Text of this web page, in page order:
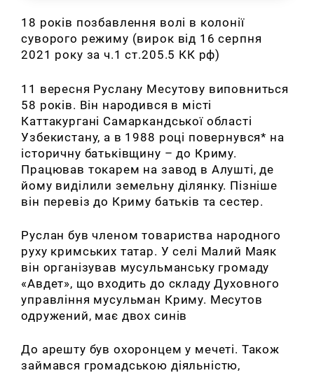
18 років позбавлення волі в колонії
суворого режиму (вирок від 16 серпня
2021 року за ч.1 ст.205.5 КК рф)
11 вересня Руслану Месутову виповниться
58 років. Він народився в місті
Каттакургані Самаркандської області
Узбекистану, а в 1988 році повернувся* на
історичну батьківщину – до Криму.
Працював токарем на завод в Алушті, де
йому виділили земельну ділянку. Пізніше
він перевіз до Криму батьків та сестер.
Руслан був членом товариства народного
руху кримських татар. У селі Малий Маяк
він організував мусульманську громаду
«Авдет», що входить до складу Духовного
управління мусульман Криму. Месутов
одружений, має двох синів
До арешту був охоронцем у мечеті. Також
займався громадською діяльністю,